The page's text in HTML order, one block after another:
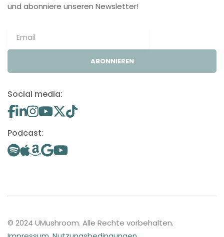
und abonniere unseren Newsletter!
ABONNIEREN
Social media:
Podcast:
© 2024 UMushroom. Alle Rechte vorbehalten.